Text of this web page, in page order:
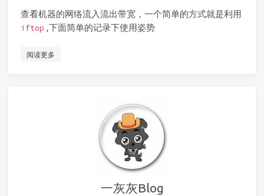
查看机器的网络流入流出带宽，一个简单的方式就是利用
iftop ,下面简单的记录下使用姿势
阅读更多
一灰灰Blog